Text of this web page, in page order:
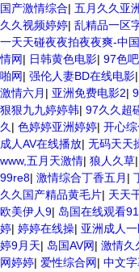
国产激情综合| 五月久久亚
久久视频婷婷| 乱精品一区
一天天碰夜夜拍夜夜爽-中
情网| 日韩黄色电影| 97色吧
啪网| 强伦人妻BD在线电影|
激情六月 | 亚洲免费电影2|
狠狠九九婷婷韩| 97久久超
久 | 色婷婷亚洲婷婷| 开心
成人AV在线播放| 无码天天
www,五月天激情| 狼人久草|
99re8| 激情综合丁香五月 |
久久国产精品黄毛片| 天天
欧美伊人9| 岛国在线观看91
婷| 婷婷在线操| 亚洲成人
婷9月天| 岛国AV网| 激情久
网婷婷| 爱性综合网| 中文